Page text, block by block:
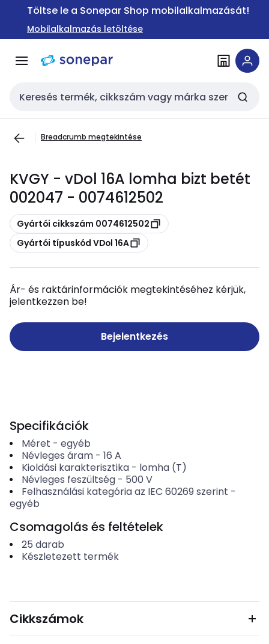
Ugrás a
Ugrás a
tartalomra
Töltse le a Sonepar Shop mobilalkalmazását!
Mobilalkalmazás letöltése
Keresési bemenet
Breadcrumb megtekintése
KVGY - vDol 16A lomha bizt betét
002047 - 0074612502
Másolás
Gyártói cikkszám 0074612502
Másolás
Gyártói típuskód VDol 16A
Ár- és raktárinformációk megtekintéséhez kérjük,
jelentkezzen be!
Bejelentkezés
Specifikációk
Méret - egyéb
Névleges áram- 16 A
Kioldási karakterisztika- lomha (T)
Névleges feszültség- 500 V
Felhasználási kategória az IEC 60269 szerint -
egyéb
Csomagolás és feltételek
25 darab
Készletezett termék
Cikkszámok